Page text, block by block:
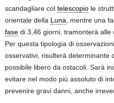
scandagliare col telescopio le
orientale della Luna, mentre una
fase di 3,46 giorni, tramonterà alle
Per questa tipologia di
osservativi, risulterà determinante
possibile libero da ostacoli. Sarà
evitare nel modo più assoluto di
prevenire gravi danni, anche